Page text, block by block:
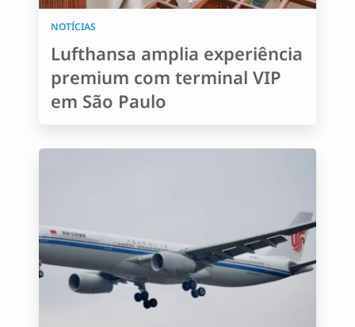
NOTÍCIAS
Lufthansa amplia experiência
premium com terminal VIP
em São Paulo